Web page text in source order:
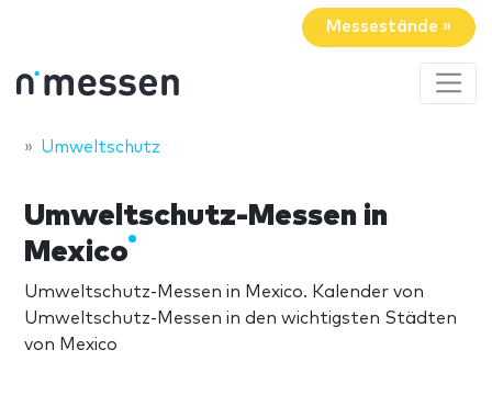
Messestände »
Umweltschutz
Umweltschutz-Messen in
Mexico
Umweltschutz-Messen in Mexico. Kalender von
Umweltschutz-Messen in den wichtigsten Städten
von Mexico